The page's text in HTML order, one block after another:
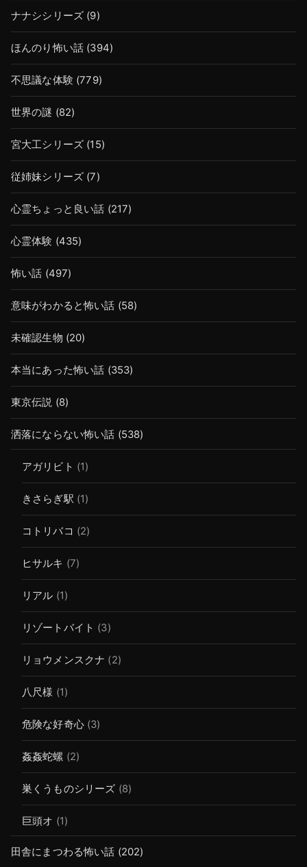
ナナシシリーズ (9)
ほんのり怖い話 (394)
不思議な体験 (779)
世界の謎 (82)
宮大工シリーズ (15)
従姉妹シリーズ (7)
心霊ちょっと良い話 (217)
心霊体験 (435)
怖い話 (497)
意味がわかると怖い話 (58)
未確認生物 (20)
本当にあった怖い話 (353)
東京伝説 (8)
洒落にならない怖い話 (538)
アガリビト (1)
きさらぎ駅 (1)
コトリバコ (2)
ヒサルキ (7)
リアル (1)
リゾートバイト (3)
リョウメンスクナ (2)
八尺様 (1)
危険な好奇心(3)
姦姦蛇螺 (2)
巣くうものシリーズ (8)
巨頭オ (1)
田舎にまつわる怖い話 (202)